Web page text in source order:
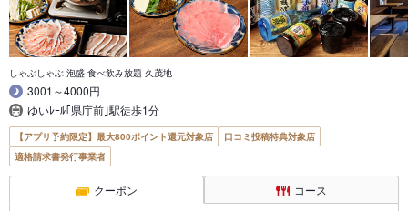
しゃぶしゃぶ 泡盛 食べ飲み放題 久茂地
3001～4000円
ゆいﾚｰﾙ｢県庁前｣駅徒歩1分
【アプリ予約限定】最大800ポイント還元対象店
口コミ投稿特典対象店
適格請求書発行事業者
クーポン コース